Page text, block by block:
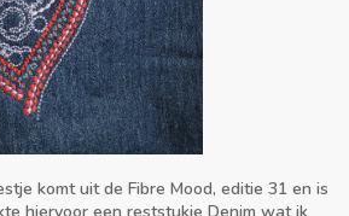
komt uit de Fibre Mood, editie 31 en is